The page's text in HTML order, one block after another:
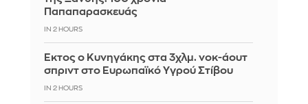
Παπαπαρασκευάς
IN 2 HOURS
Έκτος ο Κυνηγάκης στα 3χλμ. νοκ-άουτ
σπριντ στο Ευρωπαϊκό Υγρού Στίβου
IN 2 HOURS